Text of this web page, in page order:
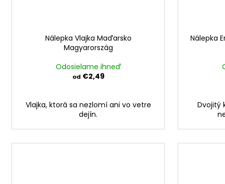
Nálepka Vlajka Maďarsko
Magyarország
Odosielame ihneď
od €2,49
Vlajka, ktorá sa nezlomí ani vo vetre
dejín.
Nálepka
Dvojitý